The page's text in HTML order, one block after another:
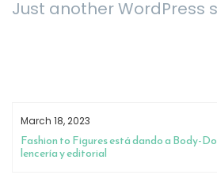
Just another WordPress
March 18, 2023
Fashion to Figures está dando a Body-
lencería y editorial